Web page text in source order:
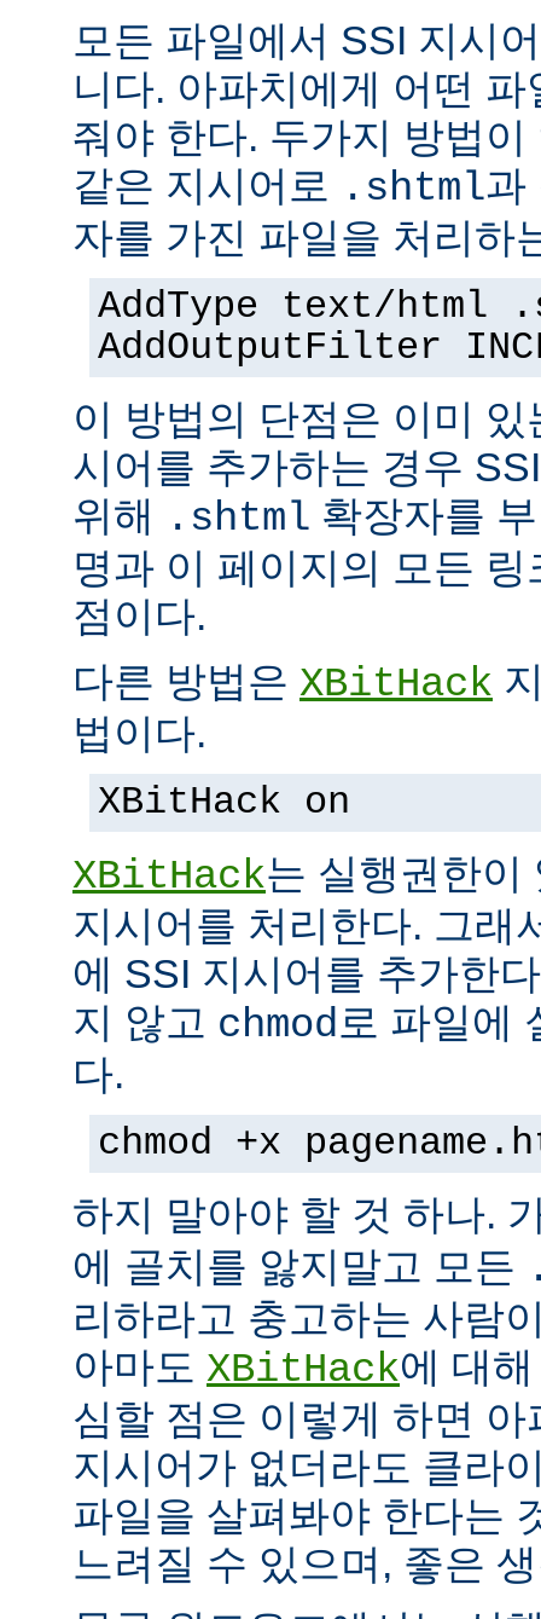
모든 파일에서 SSI 지시
니다. 아파치에게 어떤
줘야 한다. 두가지 방법
같은 지시어로 .shtml과
자를 가진 파일을 처리하
AddType text/html
AddOutputFilter
이 방법의 단점은 이미
시어를 추가하는 경우
위해
.shtml 확장자를
명과 이 페이지의 모든
점이다.
다른 방법은 XBitHack
법이다.
XBitHack on
XBitHack는 실행권한이
지시어를 처리한다. 그래
에 SSI 지시어를 추가한
지 않고 chmod 로 파일에
다.
chmod +x
하지 말아야 할 것 하나.
에 골치를 앓지말고 모든
리하라고 충고하는 사람
아마도 XBitHack에 대
심할 점은 이렇게 하면
지시어가 없더라도 클라
파일을 살펴봐야 한다는
느려질 수 있으며, 좋은